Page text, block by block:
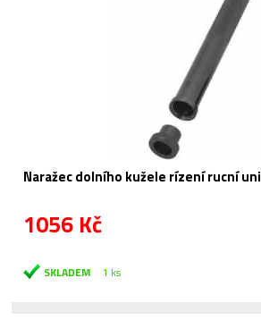
Naražec dolního kužele rízení rucní uni
1056 Kč
SKLADEM 1 ks